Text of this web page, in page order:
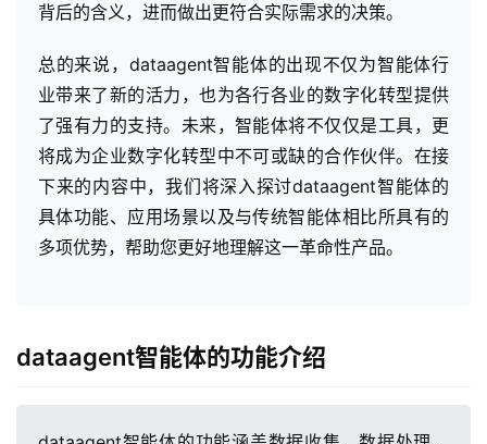
背后的含义，进而做出更符合实际需求的决策。
总的来说，dataagent智能体的出现不仅为智能体行
业带来了新的活力，也为各行各业的数字化转型提供
了强有力的支持。未来，智能体将不仅仅是工具，更
将成为企业数字化转型中不可或缺的合作伙伴。在接
下来的内容中，我们将深入探讨dataagent智能体的
具体功能、应用场景以及与传统智能体相比所具有的
多项优势，帮助您更好地理解这一革命性产品。
dataagent智能体的功能介绍